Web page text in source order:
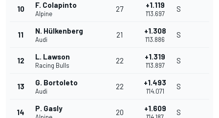
10 F. Colapinto
Alpine
27 +1.119
1'13.697
S
11 N. Hülkenberg
Audi
21 +1.308
1'13.886
S
12 L. Lawson
Racing Bulls
22 +1.319
1'13.897
S
13 G. Bortoleto
Audi
22 +1.493
1'14.071
S
14 P. Gasly 20 +1.609 S